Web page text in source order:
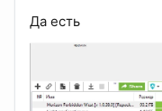
Да есть